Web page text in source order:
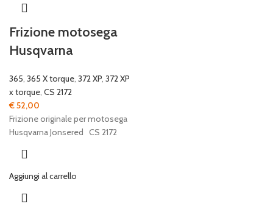
Frizione motosega
Husqvarna
365, 365 X torque, 372 XP, 372 XP
x torque, CS 2172
€52,00
Frizione originale per motosega
Husqvarna Jonsered CS 2172
Aggiungi al carrello